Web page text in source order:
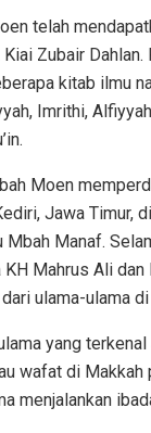
telah
Zubair
kitab ilmu
Imrithi,
Moen
Jawa Timur,
Mbah Manaf.
Mahrus Ali
ulama-ulama
yang
wafat di Makkah
menjalankan